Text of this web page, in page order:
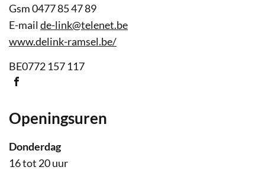
Gsm0477 85 47 89
E-
mail
de-link@telenet.be
Website
www.delink-ramsel.be/
Ondernemingsnummer
BE0772 157 117
Sociaal
Openingsuren
donderdag
16tot 20uur